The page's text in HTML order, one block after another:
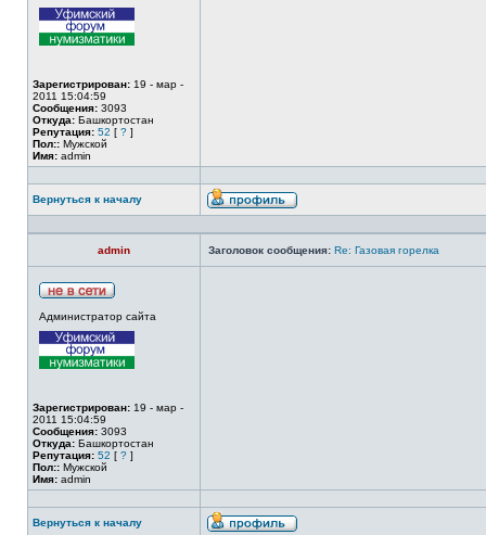
Зарегистрирован: 19 - мар -
2011 15:04:59
Сообщения: 3093
Откуда: Башкортостан
Репутация: 52 [ ? ]
Пол:: Мужской
Имя: admin
Вернуться к началу
admin Заголовок сообщения: Re: Газовая горелка
Администратор сайта
Зарегистрирован: 19 - мар -
2011 15:04:59
Сообщения: 3093
Откуда: Башкортостан
Репутация: 52 [ ? ]
Пол:: Мужской
Имя: admin
Вернуться к началу